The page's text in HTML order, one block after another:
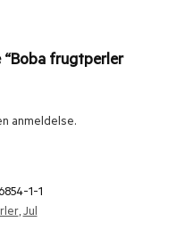
frugtperler
anmeldelse.
1-1
,Jul